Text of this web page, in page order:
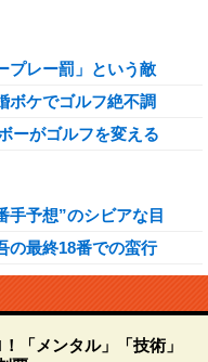
プレー罰」という敵
ボケでゴルフ絶不調
ーがゴルフを変える
手予想”のシビアな目
の最終18番での蛮行
「メンタル」「技術」